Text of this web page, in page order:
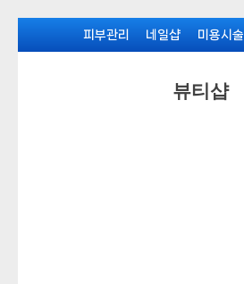
to
피부관리 네일샵 미용시술
뷰티샵